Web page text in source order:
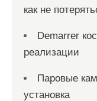
как не
Demarrer
реализации
Паровые
установка